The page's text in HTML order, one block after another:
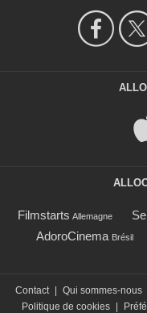
Filmstarts Allemagne
AdoroCinema Brésil
Contact Qui sommes-nous
Politique de cookies